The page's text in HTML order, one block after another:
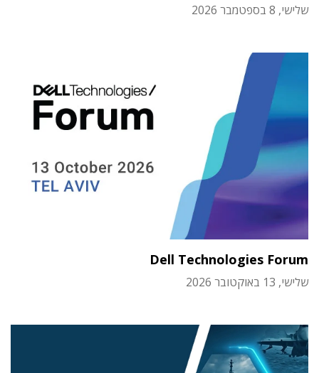
שלישי, 8 בספטמבר 2026
Dell Technologies Forum
שלישי, 13 באוקטובר 2026